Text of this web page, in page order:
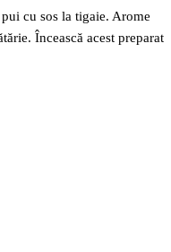
cu sos la tigaie. Arome
Încească acest preparat